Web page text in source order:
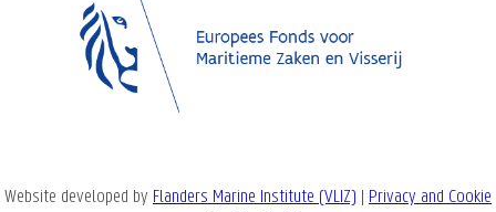
Website developed by Flanders Marine Institute (VLIZ) | Privacy and Cookie